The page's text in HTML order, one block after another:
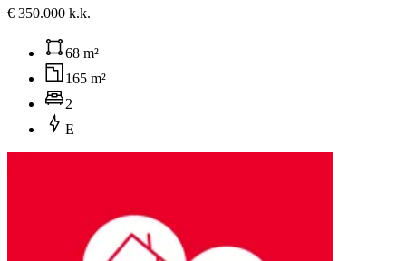
€ 350.000 k.k.
68 m²
165 m²
2
E